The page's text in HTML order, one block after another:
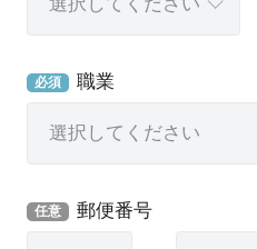
必須 職業
任意 郵便番号